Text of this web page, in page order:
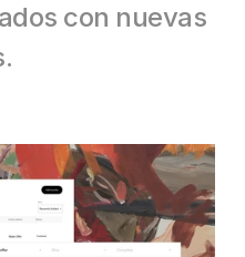
con nuevas